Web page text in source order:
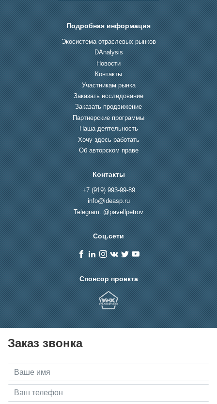
Подробная информация
Экосистема отраслевых рынков
DAnalysis
Новости
Контакты
Участникам рынка
Заказать исследование
Заказать продвижение
Партнерские программы
Наша деятельность
Хочу здесь работать
Об авторском праве
Контакты
+7 (919) 993-99-89
info@ideasp.ru
Telegram: @pavellpetrov
Соц.сети
Спонсор проекта
Заказ звонка